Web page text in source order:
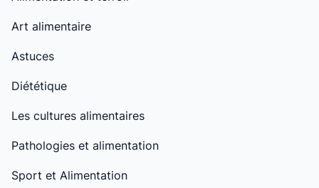
Art alimentaire
Astuces
Diététique
Les cultures alimentaires
Pathologies et alimentation
Sport et Alimentation